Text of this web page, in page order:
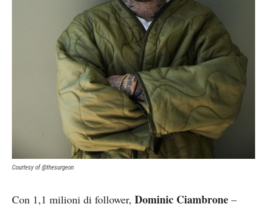
Courtesy of @thesurgeon
Con 1,1 milioni di follower, Dominic Ciambrone –